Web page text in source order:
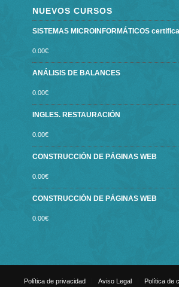
NUEVOS CURSOS
SISTEMAS MICROINFORMÁTICOS
0.00€
ANÁLISIS DE BALANCES
0.00€
INGLES. RESTAURACIÓN
0.00€
CONSTRUCCIÓN DE PÁGINAS WEB
0.00€
CONSTRUCCIÓN DE PÁGINAS WEB
0.00€
Política de privacidad Aviso Legal Política de